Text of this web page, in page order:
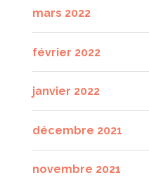
mars 2022
février 2022
janvier 2022
décembre 2021
novembre 2021